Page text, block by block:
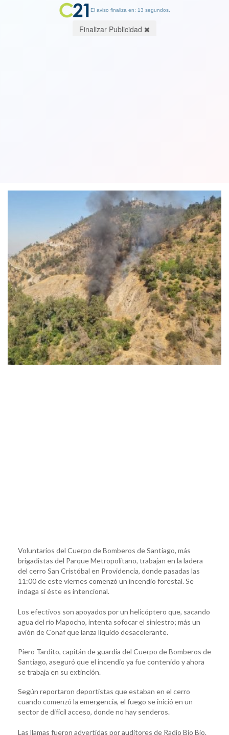
Voluntarios del Cuerpo de Bomberos de Santiago, más
brigadistas del Parque Metropolitano, trabajan en la ladera
del cerro San Cristóbal en Providencia, donde pasadas las
11:00 de este viernes comenzó un incendio forestal. Se
indaga si éste es intencional.
Los efectivos son apoyados por un helicóptero que, sacando
agua del río Mapocho, intenta sofocar el siniestro; más un
avión de Conaf que lanza líquido desacelerante.
Piero Tardito, capitán de guardia del Cuerpo de Bomberos de
Santiago, aseguró que el incendio ya fue contenido y ahora
se trabaja en su extinción.
Según reportaron deportistas que estaban en el cerro
cuando comenzó la emergencia, el fuego se inició en un
sector de difícil acceso, donde no hay senderos.
Las llamas fueron advertidas por auditores de Radio Bío Bío.
El aviso finaliza en: 13 segundos.
Finalizar Publicidad